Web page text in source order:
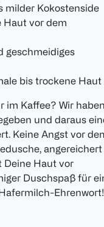
milder Kokostenside
Haut vor dem
geschmeidiges
bis trockene Haut
im Kaffee? Wir
und daraus
Keine Angst vor
angereichert
Deine Haut vor
Duschspaß für
Ehrenwort!